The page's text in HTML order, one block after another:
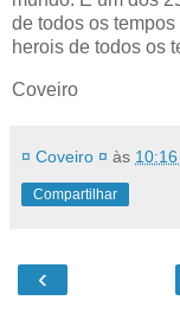
de todos os
herois de todos os
Coveiro
¤ Coveiro ¤ às
Compartilhar
‹